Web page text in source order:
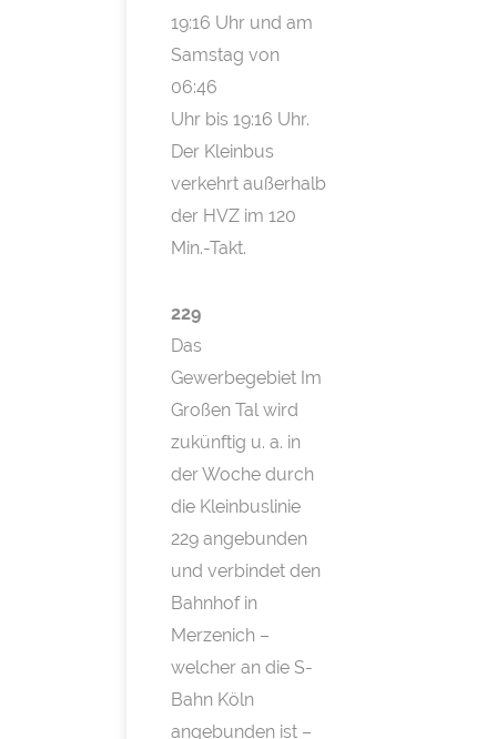
19:16 Uhr und am
Samstag von
06:46
Uhr bis 19:16 Uhr.
Der Kleinbus
verkehrt außerhalb
der HVZ im 120
Min.-Takt.
229
Das
Gewerbegebiet Im
Großen Tal wird
zukünftig u. a. in
der Woche durch
die Kleinbuslinie
229 angebunden
und verbindet den
Bahnhof in
Merzenich –
welcher an die S-
Bahn Köln
angebunden ist –